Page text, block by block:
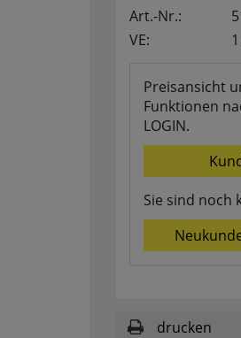
Art.-Nr.:
VE:
Preisansicht
Funktionen
LOGIN.
Sie sind noch
drucken